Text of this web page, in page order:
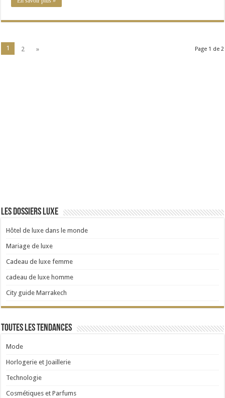
Page 1 de 2
1 2 »
Les dossiers luxe
Hôtel de luxe dans le monde
Mariage de luxe
Cadeau de luxe femme
cadeau de luxe homme
City guide Marrakech
Toutes les tendances
Mode
Horlogerie et Joaillerie
Technologie
Cosmétiques et Parfums